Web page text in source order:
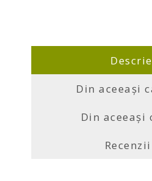
Din aceeași
Din aceeaşi